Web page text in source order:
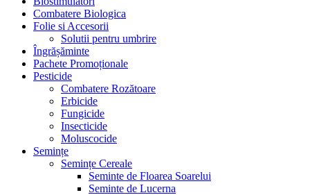
Combatere Biologica
Folie si Accesorii
Solutii pentru umbrire
Îngrășăminte
Pachete Promoționale
Pesticide
Combatere Rozătoare
Erbicide
Fungicide
Insecticide
Moluscocide
Semințe
Semințe Cereale
Seminte de Floarea Soarelui
Seminte de Lucerna